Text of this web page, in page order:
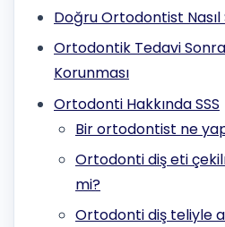
Doğru Ortodontist Nasıl
Ortodontik Tedavi
Korunması
Ortodonti Hakkında SSS
Bir ortodontist ne
Ortodonti diş eti
mi?
Ortodonti diş teliyle